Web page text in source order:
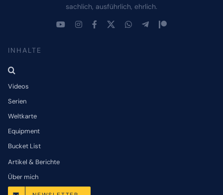
sachlich, ausführlich, ehrlich.
INHALTE
Videos
Serien
Weltkarte
Equipment
Bucket List
Artikel & Berichte
Über mich